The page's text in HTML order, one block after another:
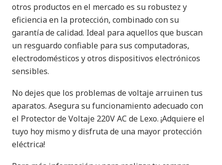
otros productos en el mercado es su robustez y
eficiencia en la protección, combinado con su
garantía de calidad. Ideal para aquellos que buscan
un resguardo confiable para sus computadoras,
electrodomésticos y otros dispositivos electrónicos
sensibles.
No dejes que los problemas de voltaje arruinen tus
aparatos. Asegura su funcionamiento adecuado con
el Protector de Voltaje 220V AC de Lexo. ¡Adquiere el
tuyo hoy mismo y disfruta de una mayor protección
eléctrica!